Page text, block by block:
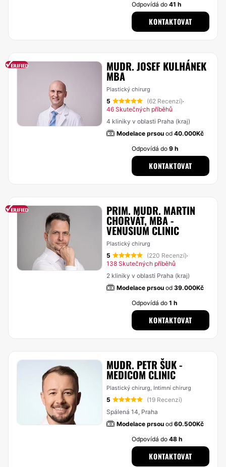
Odpovídá do41 h
KONTAKTOVAT
MUDR. JOSEF KULHÁNEK
MBA
Plastický chirurg
5 (62 Recenzí)·
46 Skutečných příběhů
4 kliniky v oblasti Praha (kraj)
Modelace prsou od 40.000Kč
Odpovídá do9 h
KONTAKTOVAT
PRIM. MUDR. MARTIN
CHORVÁT, MBA -
VENUSIUM CLINIC
Plastický chirurg
5 (220 Recenzí)·
138 Skutečných příběhů
2 kliniky v oblasti Praha (kraj)
Modelace prsou od 39.000Kč
Odpovídá do1 h
KONTAKTOVAT
MUDR. PETR ŠUK -
MEDICOM CLINIC
Plastický chirurg, Intimní chirurg
5
(19 Recenzí)
Spálená 14, Praha
Modelace prsou od 60.500Kč
Odpovídá do48 h
KONTAKTOVAT